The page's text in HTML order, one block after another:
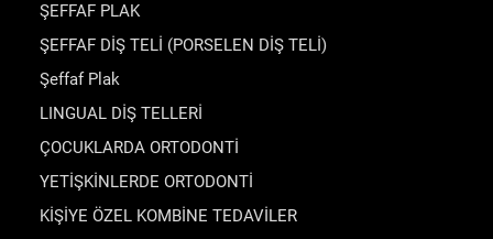
ŞEFFAF PLAK
ŞEFFAF DİŞ TELİ (PORSELEN DİŞ TELİ)
Şeffaf Plak
LINGUAL DİŞ TELLERİ
ÇOCUKLARDA ORTODONTİ
YETİŞKİNLERDE ORTODONTİ
KİŞİYE ÖZEL KOMBİNE TEDAVİLER